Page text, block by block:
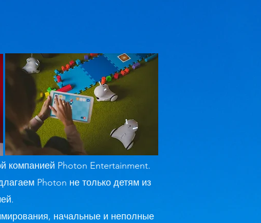
компанией Photon Entertainment.
Photon не только детям из
начальные и неполные